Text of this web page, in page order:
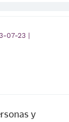
07-23 |
y